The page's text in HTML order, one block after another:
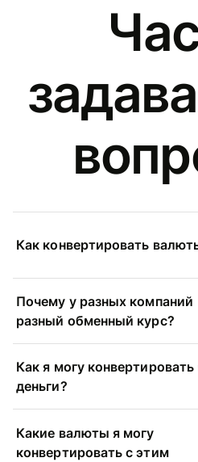
Как конвертировать
Почему у разных компаний
разный обменный курс?
Как я могу
деньги?
Какие валюты я могу
конвертировать с этим